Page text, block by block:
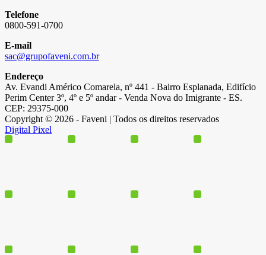
Telefone
0800-591-0700
E-mail
sac@grupofaveni.com.br
Endereço
Av. Evandi Américo Comarela, nº 441 - Bairro Esplanada, Edifício
Perim Center 3º, 4º e 5º andar - Venda Nova do Imigrante - ES.
CEP: 29375-000
Copyright © 2026 - Faveni | Todos os direitos reservados
Digital Pixel